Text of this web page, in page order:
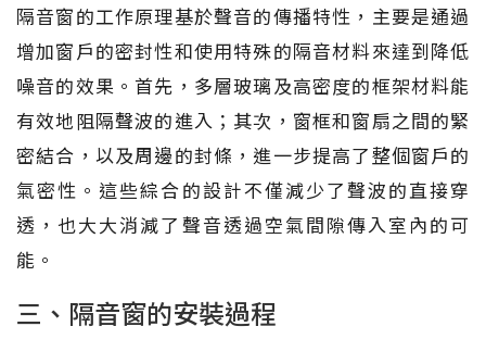
隔音窗的工作原理基於聲音的傳播特性，主要是通過
增加窗戶的密封性和使用特殊的隔音材料來達到降低
噪音的效果。首先，多層玻璃及高密度的框架材料能
有效地阻隔聲波的進入；其次，窗框和窗扇之間的緊
密結合，以及周邊的封條，進一步提高了整個窗戶的
氣密性。這些綜合的設計不僅減少了聲波的直接穿
透，也大大消減了聲音透過空氣間隙傳入室內的可
能。
三、隔音窗的安裝過程